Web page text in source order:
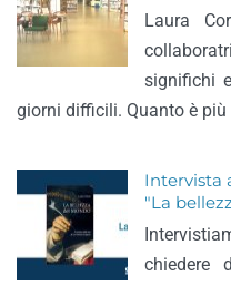
Laura
significhi
giorni difficili. Quanto è
Intervista
"La
chiedere